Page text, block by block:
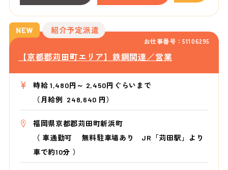
お仕事番号：51106295
紹介予定派遣
【京都郡苅田町エリア】鉄鋼関連／営業
時給 1,480円～ 2,450円ぐらいまで
（月給例 248,640 円）
福岡県京都郡苅田町新浜町
（ 車通勤可 無料駐車場あり JR「苅田駅」より
車で約10分 ）